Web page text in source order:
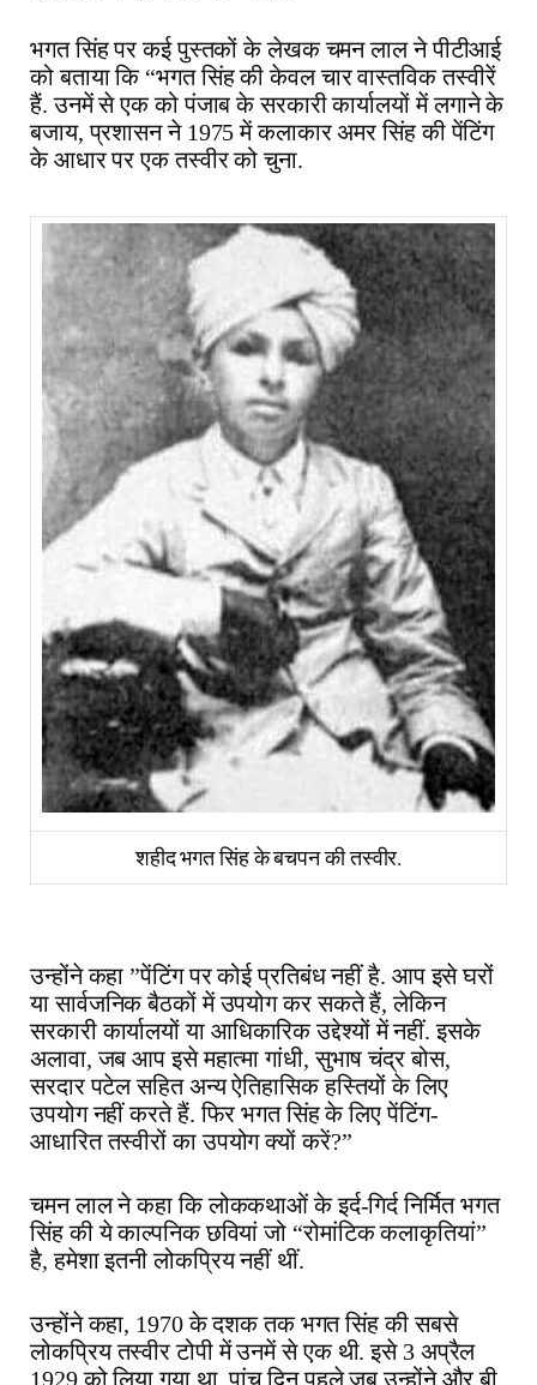
भगत सिंह पर कई पुस्तकों के लेखक चमन लाल ने पीटीआई
को बताया कि “भगत सिंह की केवल चार वास्तविक तस्वीरें
हैं. उनमें से एक को पंजाब के सरकारी कार्यालयों में लगाने के
बजाय, प्रशासन ने 1975 में कलाकार अमर सिंह की पेंटिंग
के आधार पर एक तस्वीर को चुना.
शहीद भगत सिंह के बचपन की तस्वीर.
उन्होंने कहा ”पेंटिंग पर कोई प्रतिबंध नहीं है. आप इसे घरों
या सार्वजनिक बैठकों में उपयोग कर सकते हैं, लेकिन
सरकारी कार्यालयों या आधिकारिक उद्देश्यों में नहीं. इसके
अलावा, जब आप इसे महात्मा गांधी, सुभाष चंद्र बोस,
सरदार पटेल सहित अन्य ऐतिहासिक हस्तियों के लिए
उपयोग नहीं करते हैं. फिर भगत सिंह के लिए पेंटिंग-
आधारित तस्वीरों का उपयोग क्यों करें?”
चमन लाल ने कहा कि लोककथाओं के इर्द-गिर्द निर्मित भगत
सिंह की ये काल्पनिक छवियां जो “रोमांटिक कलाकृतियां”
है, हमेशा इतनी लोकप्रिय नहीं थीं.
उन्होंने कहा, 1970 के दशक तक भगत सिंह की सबसे
लोकप्रिय तस्वीर टोपी में उनमें से एक थी. इसे 3 अप्रैल
1929 को लिया गया था. पांच दिन पहले जब उन्होंने और बी